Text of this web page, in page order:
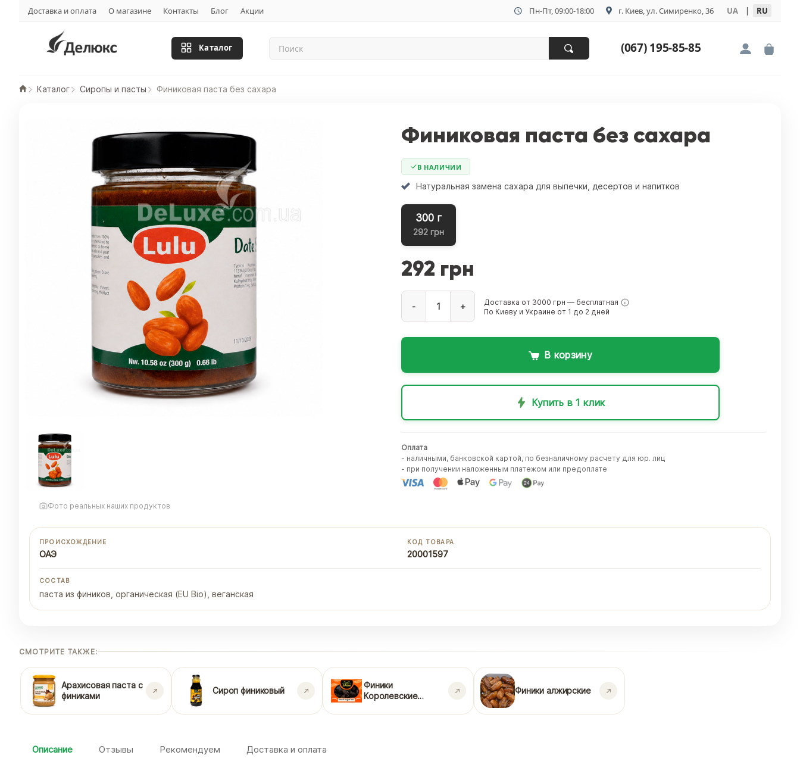
Доставка и оплата О магазине Контакты Блог Акции Пн-Пт, 09:00-18:00 г. Киев, ул. Симиренко, 36 UA | RU
Каталог (067) 195-85-85
Каталог Сиропы и пасты Финиковая паста без сахара
Фото реальных наших продуктов
Финиковая паста без сахара
В НАЛИЧИИ
Натуральная замена сахара для выпечки, десертов и напитков
300 г
292 грн
292 грн
- +
Доставка от 3000 грн — бесплатная
По Киеву и Украине от 1 до 2 дней
В корзину
Купить в 1 клик
Оплата
- наличными, банковской картой, по безналичному расчету для юр. лиц
- при получении наложенным платежом или предоплате
ПРОИСХОЖДЕНИЕ
ОАЭ
КОД ТОВАРА
20001597
СОСТАВ
паста из фиников, органическая (EU Bio), веганская
СМОТРИТЕ ТАКЖЕ:
Арахисовая паста с
финиками
Сироп финиковый
Финики
Королевские
Финики алжирские
Описание Отзывы Рекомендуем Доставка и оплата